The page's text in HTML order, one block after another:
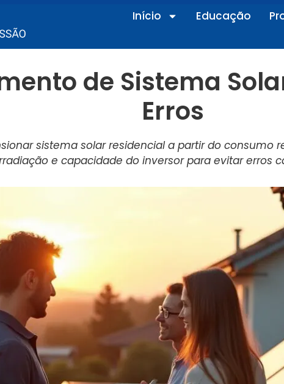
Início Educação
de Sistema
Erros
sistema solar residencial a partir do consumo
e capacidade do inversor para evitar erros